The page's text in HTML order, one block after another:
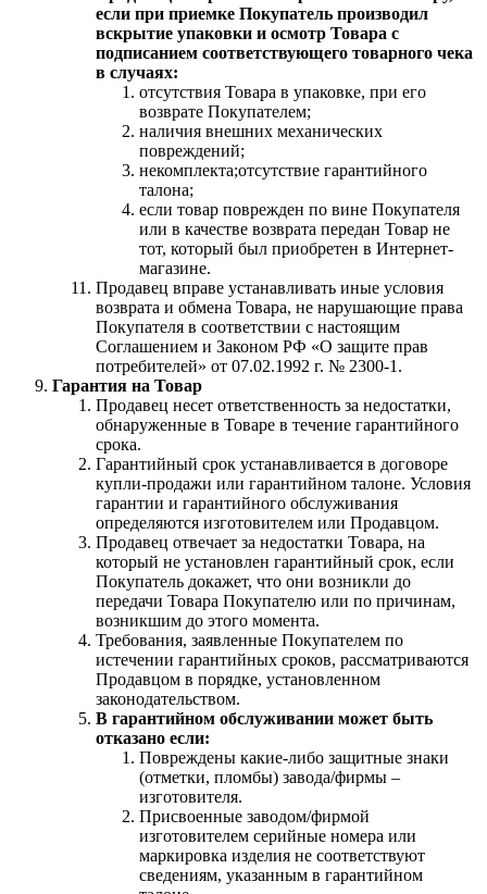
если при приемке Покупатель производил
вскрытие упаковки и осмотр Товара с
подписанием соответствующего товарного чека
в случаях:
отсутствия Товара в упаковке, при его
возврате Покупателем;
наличия внешних механических
повреждений;
некомплекта;отсутствие гарантийного
талона;
если товар поврежден по вине Покупателя
или в качестве возврата передан Товар не
тот, который был приобретен в Интернет-
магазине.
Продавец вправе устанавливать иные условия
возврата и обмена Товара, не нарушающие права
Покупателя в соответствии с настоящим
Соглашением и Законом РФ «О защите прав
потребителей» от 07.02.1992 г. № 2300-1.
Гарантия на Товар
Продавец несет ответственность за недостатки,
обнаруженные в Товаре в течение гарантийного
срока.
Гарантийный срок устанавливается в договоре
купли-продажи или гарантийном талоне. Условия
гарантии и гарантийного обслуживания
определяются изготовителем или Продавцом.
Продавец отвечает за недостатки Товара, на
который не установлен гарантийный срок, если
Покупатель докажет, что они возникли до
передачи Товара Покупателю или по причинам,
возникшим до этого момента.
Требования, заявленные Покупателем по
истечении гарантийных сроков, рассматриваются
Продавцом в порядке, установленном
законодательством.
В гарантийном обслуживании может быть
отказано если:
Повреждены какие-либо защитные знаки
(отметки, пломбы) завода/фирмы –
изготовителя.
Присвоенные заводом/фирмой
изготовителем серийные номера или
маркировка изделия не соответствуют
сведениям, указанным в гарантийном